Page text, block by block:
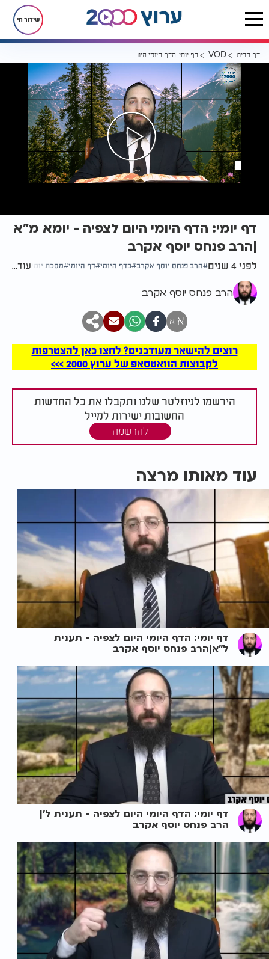
שידור חי
דף הבית VOD דף יומי: הדף היומי היום לצפיה - יומא מ"א |הרב פנחס יוסף אקרב
דף יומי: הדף היומי היום לצפיה - יומא מ"א
|הרב פנחס יוסף אקרב
לפני 4 שנים הרב פנחס יוסף אקרב בדף היומי דף היומי מסכת יומא דף מ"א
עוד...
הרב פנחס יוסף אקרב
א א
רוצים להישאר מעודכנים? לחצו כאן להצטרפות
לקבוצות הוואטסאפ של ערוץ 2000 >>>
הירשמו לניוזלטר שלנו ותקבלו את כל החדשות
החשובות ישירות למייל
להרשמה
עוד מאותו מרצה
דף יומי: הדף היומי היום לצפיה - תענית
ל"א|הרב פנחס יוסף אקרב
דף יומי: הדף היומי היום לצפיה - תענית ל'|
הרב פנחס יוסף אקרב